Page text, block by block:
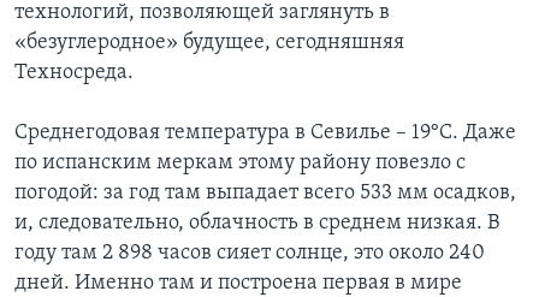
технологий, позволяющей заглянуть в
«безуглеродное» будущее, сегодняшняя
Техносреда.
Среднегодовая температура в Севилье – 19°C. Даже
по испанским меркам этому району повезло с
погодой: за год там выпадает всего 533 мм осадков,
и, следовательно, облачность в среднем низкая. В
году там 2 898 часов сияет солнце, это около 240
дней. Именно там и построена первая в мире